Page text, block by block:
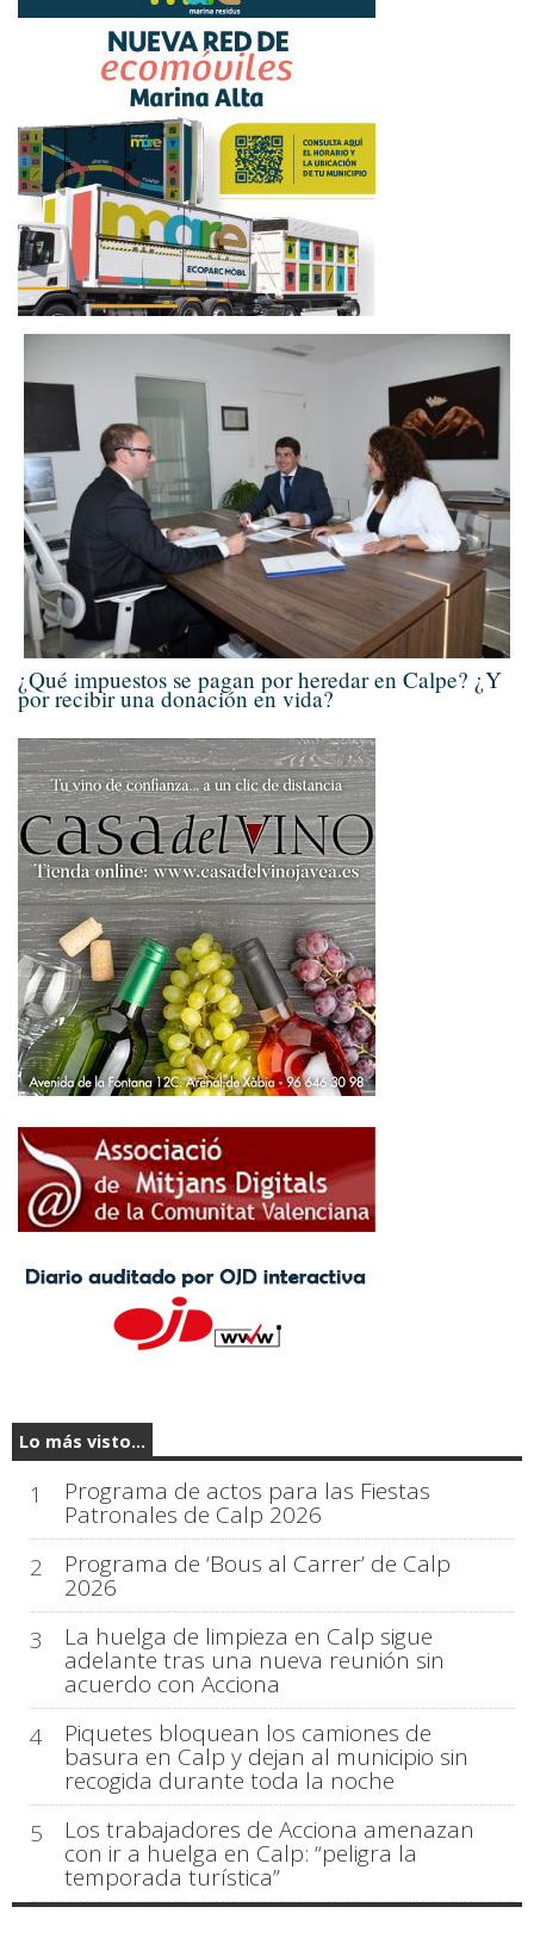
¿Qué impuestos se pagan por heredar en Calpe? ¿Y
por recibir una donación en vida?
Lo más visto...
1 Programa de actos para las Fiestas
Patronales de Calp 2026
2
Programa de ‘Bous al Carrer’ de Calp
2026
3
La huelga de limpieza en Calp sigue
adelante tras una nueva reunión sin
acuerdo con Acciona
4
Piquetes bloquean los camiones de
basura en Calp y dejan al municipio sin
recogida durante toda la noche
5
Los trabajadores de Acciona amenazan
con ir a huelga en Calp: “peligra la
temporada turística”